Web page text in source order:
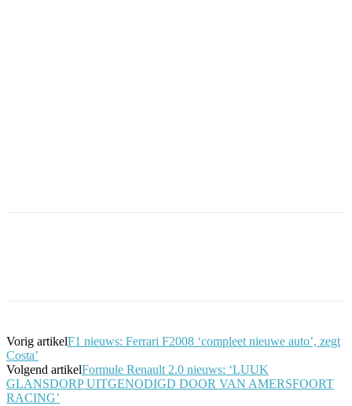
Vorig artikelF1 nieuws: Ferrari F2008 ‘compleet nieuwe auto’, zegt
Costa’
Volgend artikelFormule Renault 2.0 nieuws: ‘LUUK
GLANSDORP UITGENODIGD DOOR VAN AMERSFOORT
RACING’